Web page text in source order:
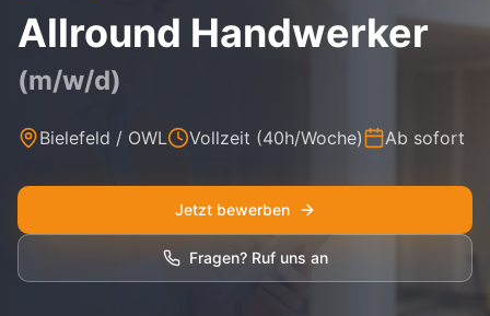
Brandschaden
Renovierung
Allround Handwerker
(m/w/d)
Bielefeld / OWL Vollzeit (40h/Woche) Ab sofort
Jetzt bewerben
Fragen? Ruf uns an